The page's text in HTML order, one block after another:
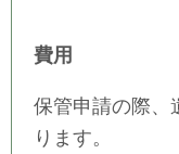
費用
保管申請の際、
ります。